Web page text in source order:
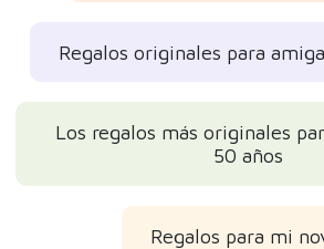
Regalos originales para
Los regalos más originales
50 años
Regalos para mi